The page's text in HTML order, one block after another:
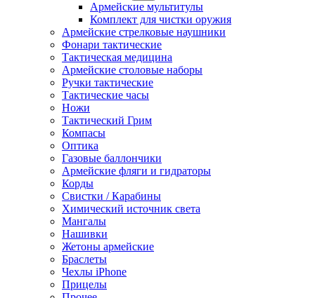
Армейские мультитулы
Комплект для чистки оружия
Армейские стрелковые наушники
Фонари тактические
Тактическая медицина
Армейские столовые наборы
Ручки тактические
Тактические часы
Ножи
Тактический Грим
Компасы
Оптика
Газовые баллончики
Армейские фляги и гидраторы
Корды
Свистки / Карабины
Химический источник света
Мангалы
Нашивки
Жетоны армейские
Браслеты
Чехлы iPhone
Прицелы